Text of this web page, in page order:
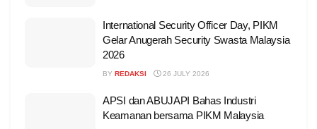
International Security Officer Day, PIKM
Gelar Anugerah Security Swasta Malaysia
2026
BY REDAKSI 26 JULY 2026
APSI dan ABUJAPI Bahas Industri
Keamanan bersama PIKM Malaysia